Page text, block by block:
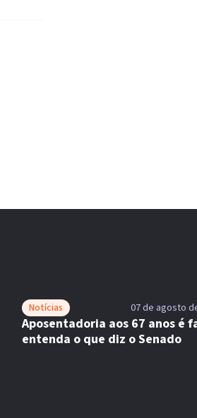
Notícias 07 de agosto
Aposentadoria aos 67 anos é
entenda o que diz o Senado